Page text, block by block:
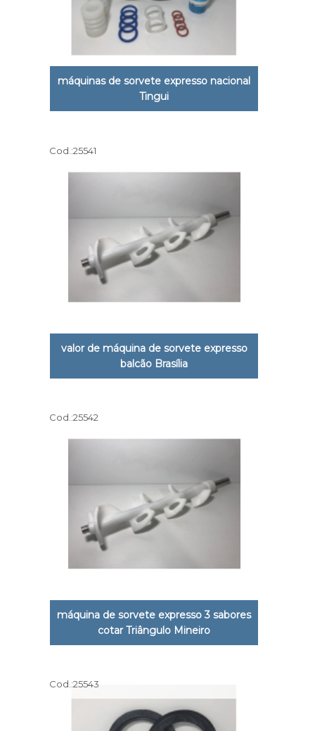
máquinas de sorvete expresso nacional
Tingui
Cod.:25541
valor de máquina de sorvete expresso
balcão Brasília
Cod.:25542
máquina de sorvete expresso 3 sabores
cotar Triângulo Mineiro
Cod.:25543